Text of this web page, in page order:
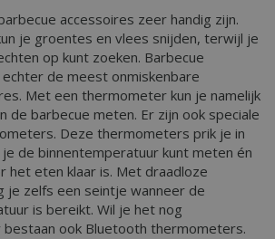
accessoires zeer handig zijn.
je groentes en vlees snijden, terwijl je
op kunt zoeken. Barbecue
de meest onmiskenbare
Met een thermometer kun je namelijk
de barbecue meten. Er zijn ook speciale
Deze thermometers prik je in
de binnentemperatuur kunt meten én
het eten klaar is. Met draadloze
zelfs een seintje wanneer de
is bereikt. Wil je het nog
bestaan ook Bluetooth thermometers.